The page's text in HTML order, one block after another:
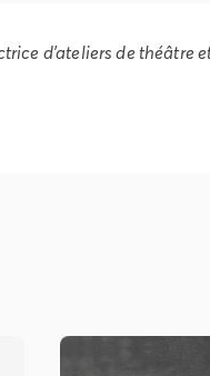
d’ateliers de